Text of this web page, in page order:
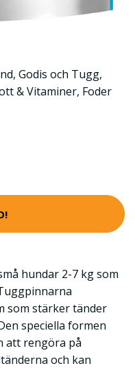
, Godis och Tugg,
& Vitaminer, Foder
hundar 2-7 kg som
som stärker tänder
speciella formen
att rengöra på
och kan